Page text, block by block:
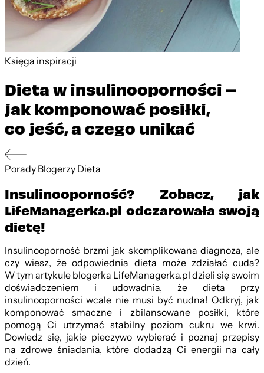
Księga inspiracji
Dieta w insulinooporności –
jak komponować posiłki,
co jeść, a czego unikać
PoradyBlogerzyDieta
Insulinooporność? Zobacz, jak
LifeManagerka.pl odczarowała swoją
dietę!
Insulinooporność brzmi jak skomplikowana diagnoza, ale
czy wiesz, że odpowiednia dieta może zdziałać cuda?
W tym artykule blogerka LifeManagerka.pl dzieli się swoim
doświadczeniem i udowadnia, że dieta przy
insulinooporności wcale nie musi być nudna! Odkryj, jak
komponować smaczne i zbilansowane posiłki, które
pomogą Ci utrzymać stabilny poziom cukru we krwi.
Dowiedz się, jakie pieczywo wybierać i poznaj przepisy
na zdrowe śniadania, które dodadzą Ci energii na cały
dzień.